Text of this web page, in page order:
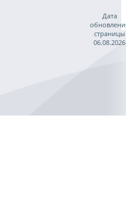
Дата
страницы
06.08.2026